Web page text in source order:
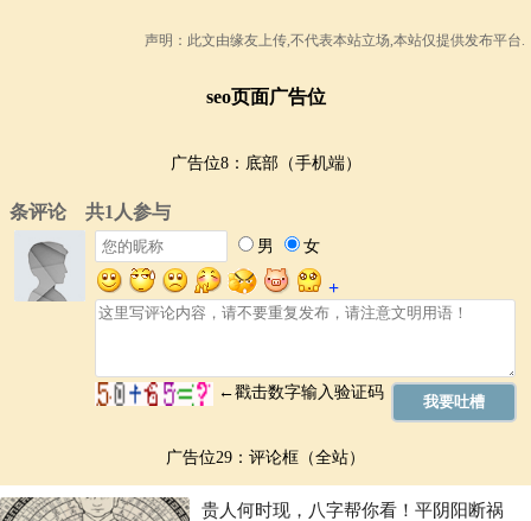
声明：此文由缘友上传,不代表本站立场,本站仅提供发布平台.
seo页面广告位
广告位8：底部（手机端）
广告位29：评论框（全站）
贵人何时现，八字帮你看！平阴阳断祸